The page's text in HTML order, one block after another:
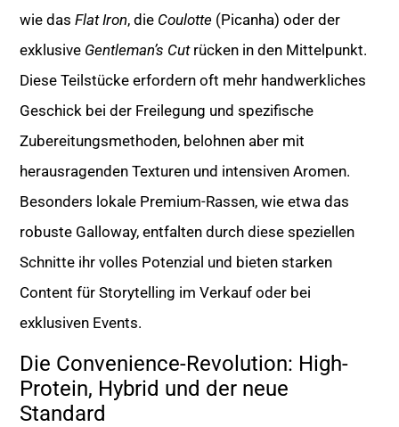
wie dasFlat Iron, die Coulotte (Picanha) oder der
exklusive Gentleman’s Cutrücken in den Mittelpunkt.
Diese Teilstücke erfordern oft mehr handwerkliches
Geschick bei der Freilegung und spezifische
Zubereitungsmethoden, belohnen aber mit
herausragenden Texturen und intensiven Aromen.
Besonders lokale Premium-Rassen, wie etwa das
robuste Galloway, entfalten durch diese speziellen
Schnitte ihr volles Potenzial und bieten starken
Content für Storytelling im Verkauf oder bei
exklusiven Events.
Die Convenience-Revolution: High-
Protein, Hybrid und der neue
Standard